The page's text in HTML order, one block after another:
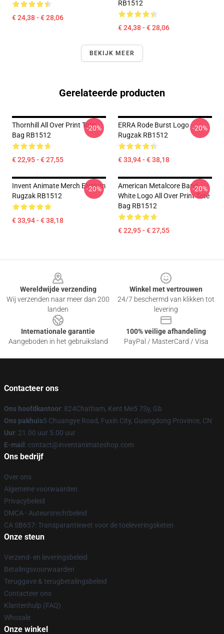
€ 24,38 - € 28,06
RB1512
€ 24,38 - € 28,06
BEKIJK MEER
Gerelateerde producten
Thornhill All Over Print Tote
Bag RB1512
€ 22,95 - € 27,55
-20%
ERRA Rode Burst Logo
Rugzak RB1512
€ 33,94 - € 38,18
-20%
Invent Animate Merch Elysium
Rugzak RB1512
€ 33,94 - € 38,18
-20%
American Metalcore Band
White Logo All Over Print Tote
Bag RB1512
€ 22,95 - € 27,55
-20%
Wereldwijde verzending
Wij verzenden naar meer dan 200
landen
Winkel met vertrouwen
24/7 beschermd van klikken tot
levering
Internationale garantie
Aangeboden in het gebruiksland
100% veilige afhandeling
PayPal / MasterCard / Visa
Contacteer ons
Ons hoofdkantoor: 824Chatham, Kent Me5 7Sy, Gb
Ons pakhuis5 Chuangye Road, Fuxin City, Guangdong Province, CN
Uur: 21.00 uur 5.00 uur
E-mail : contact@inventanimateshop.com
Ons bedrijf
Over ons
Algemene voorwaarden
Privacybeleid
DMCA - Auteursrechtbeleid
CA SB657: Transparantiewet voor de toeleveringsketen
Onze steun
Verzend- en leveringsbeleid
Betalingsvoorwaarden
Teruggave & terugbetalingsbeleid
Contacteer ons
Klantenhulp (FAQ)
Whosale
Onze winkel